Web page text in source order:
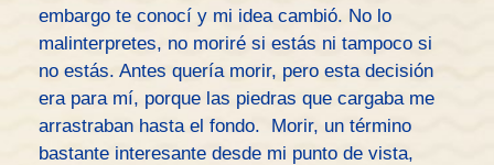
embargo te conocí y mi idea cambió. No lo
malinterpretes, no moriré si estás ni tampoco si
no estás. Antes quería morir, pero esta decisión
era para mí, porque las piedras que cargaba me
arrastraban hasta el fondo. Morir, un término
bastante interesante desde mi punto de vista,